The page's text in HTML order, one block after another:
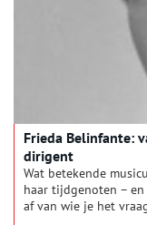
Frieda Belinfante:
dirigent
Wat betekende
haar tijdgenoten –
af van wie je het